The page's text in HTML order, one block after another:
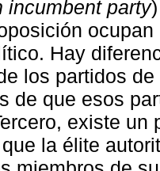
incumbent party
Hay
los partidos
de que esos
existe
la élite